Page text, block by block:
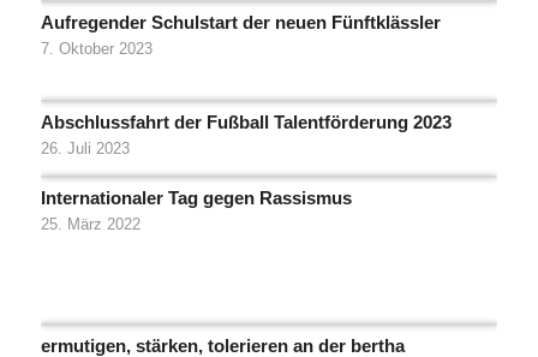
Aufregender Schulstart der neuen Fünftklässler
7. Oktober 2023
Abschlussfahrt der Fußball Talentförderung 2023
26. Juli 2023
Internationaler Tag gegen Rassismus
25. März 2022
ermutigen, stärken, tolerieren an der bertha